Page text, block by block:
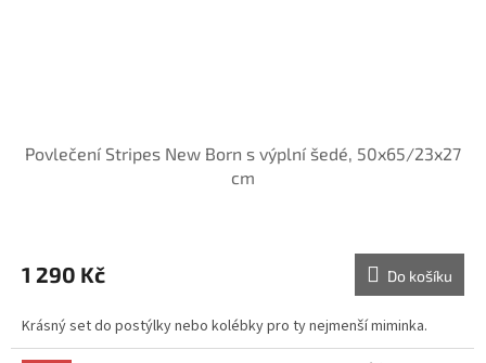
Povlečení Stripes New Born s výplní šedé, 50x65/23x27
cm
1 290 Kč Do košíku
Krásný set do postýlky nebo kolébky pro ty nejmenší miminka.